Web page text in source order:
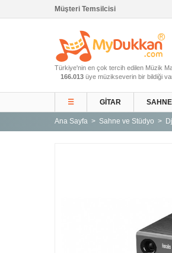
Müşteri Temsilcisi
Gitar ve Ekipmanları
Sahne ve Stüdyo
Aksesuarlar
Türkiye'nin en çok tercih edilen Müzik
166.013 üye müzikseverin bir bildiği
☰ GITAR
Ana Sayfa Sahne ve Stüdyo